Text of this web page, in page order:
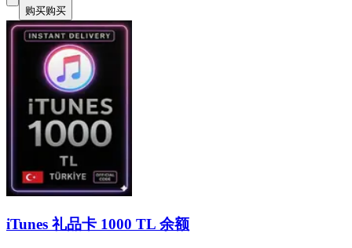
购买购买
iTunes 礼品卡 1000 TL 余额